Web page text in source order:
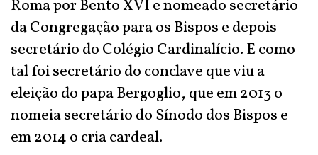
Roma por Bento XVI e nomeado secretário
da Congregação para os Bispos e depois
secretário do Colégio Cardinalício. E como
tal foi secretário do conclave que viu a
eleição do papa Bergoglio, que em 2013 o
nomeia secretário do Sínodo dos Bispos e
em 2014 o cria cardeal.